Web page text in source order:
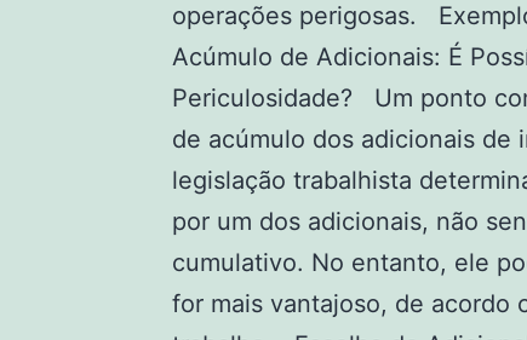
operações perigosas.
Acúmulo de Adicionais: É
Periculosidade? Um ponto
de acúmulo dos adicionais de
legislação trabalhista
por um dos adicionais, não
cumulativo. No entanto, ele
for mais vantajoso, de acordo